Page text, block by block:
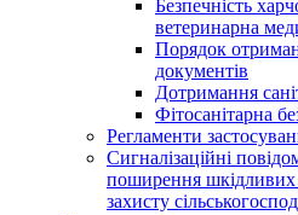
Безпечність
ветеринарна
Порядок
документів
Дотримання
Фітосанітарна
Регламенти
Сигналізаційні
поширення шкідливих
захисту